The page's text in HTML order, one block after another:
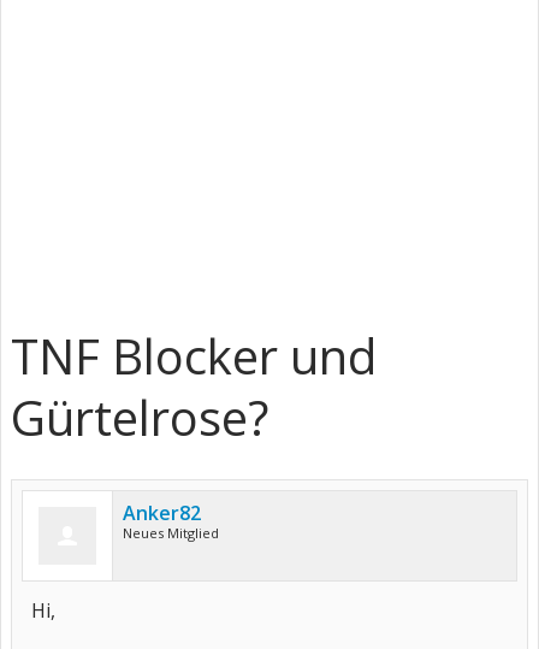
TNF Blocker und
Gürtelrose?
Anker82
Neues Mitglied
Hi,